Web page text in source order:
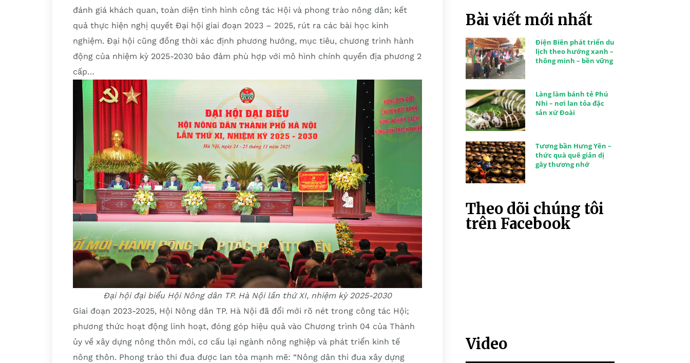
đánh giá khách quan, toàn diện tình hình công tác Hội và phong trào nông dân; kết
quả thực hiện nghị quyết Đại hội giai đoạn 2023 – 2025, rút ra các bài học kinh
nghiệm. Đại hội cũng đồng thời xác định phương hướng, mục tiêu, chương trình hành
động của nhiệm kỳ 2025-2030 bảo đảm phù hợp với mô hình chính quyền địa phương 2
cấp…
Đại hội đại biểu Hội Nông dân TP. Hà Nội lần thứ XI, nhiệm kỳ 2025-2030
Giai đoạn 2023-2025, Hội Nông dân TP. Hà Nội đã đổi mới rõ nét trong công tác Hội;
phương thức hoạt động linh hoạt, đóng góp hiệu quả vào Chương trình 04 của Thành
ủy về xây dựng nông thôn mới, cơ cấu lại ngành nông nghiệp và phát triển kinh tế
nông thôn. Phong trào thi đua được lan tỏa mạnh mẽ: “Nông dân thi đua xây dựng
Bài viết mới nhất
Điện Biên phát triển du
lịch theo hướng xanh –
thông minh – bền vững
Làng làm bánh tẻ Phú
Nhi – nơi lan tỏa đặc
sản xứ Đoài
Tương bần Hưng Yên –
thức quà quê giản dị
gây thương nhớ
Theo dõi chúng tôi
trên Facebook
Video